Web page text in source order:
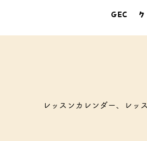
GEC
レッスンカレンダー、レッ